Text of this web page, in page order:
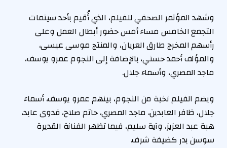
وشهد المؤتمر الصحفي للفيلم، الذي أُقيم بأحد سينمات
التجمع الخامس مساء أمس حضور أبطال العمل وعلى
رأسهم المخرج طارق العريان، والمنتج موسى عيسى،
والمؤلف أحمد حسني، بالإضافة إلى النجوم عمرو يوسف،
ماجد المصري، وأسماء جلال.
ويضم الفيلم نخبة من النجوم، بينهم عمرو يوسف، أسماء
جلال، ظافر العابدين، ماجد المصري، حاتم صلاح، فدوى عابد،
هبة عبد العزيز، وآية سليم، فيما تظهر الفنانة القديرة
سوسن بدر كضيفة شرف.